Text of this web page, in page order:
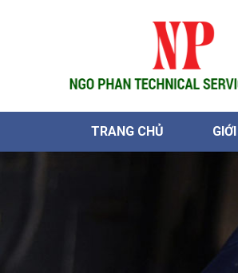
TRANG CHỦ